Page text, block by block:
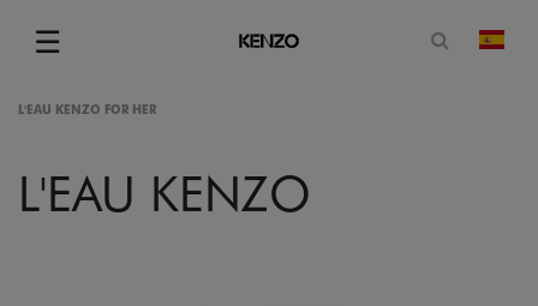
☰
Menu
Abrir
L'EAU KENZO FOR HER
L'EAU KENZO